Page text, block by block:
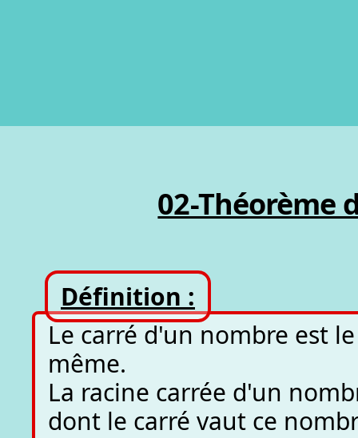
02-Théorème
Définition :
Le carré d'un nombre est
même.
La racine carrée d'un
dont le carré vaut ce